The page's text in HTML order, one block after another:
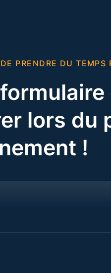
PRENDRE DU TEMPS
lors du
!